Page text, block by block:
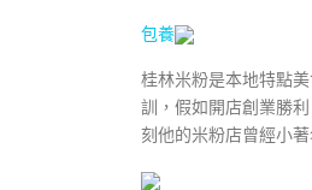
包養
桂林米粉是本地特點
訓，假如開店創業勝
刻他的米粉店曾經小著